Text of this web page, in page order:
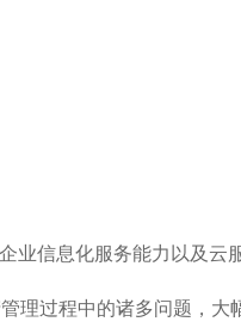
信息化服务能力以及云服
过程中的诸多问题，大